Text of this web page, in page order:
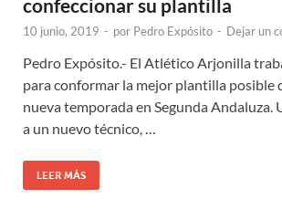
confeccionar su plantilla
10 junio, 2019 - por Pedro Expósito - Dejar un
Pedro Expósito.- El Atlético Arjonilla
para conformar la mejor plantilla posible
nueva temporada en Segunda Andaluza.
a un nuevo técnico, …
LEER MÁS